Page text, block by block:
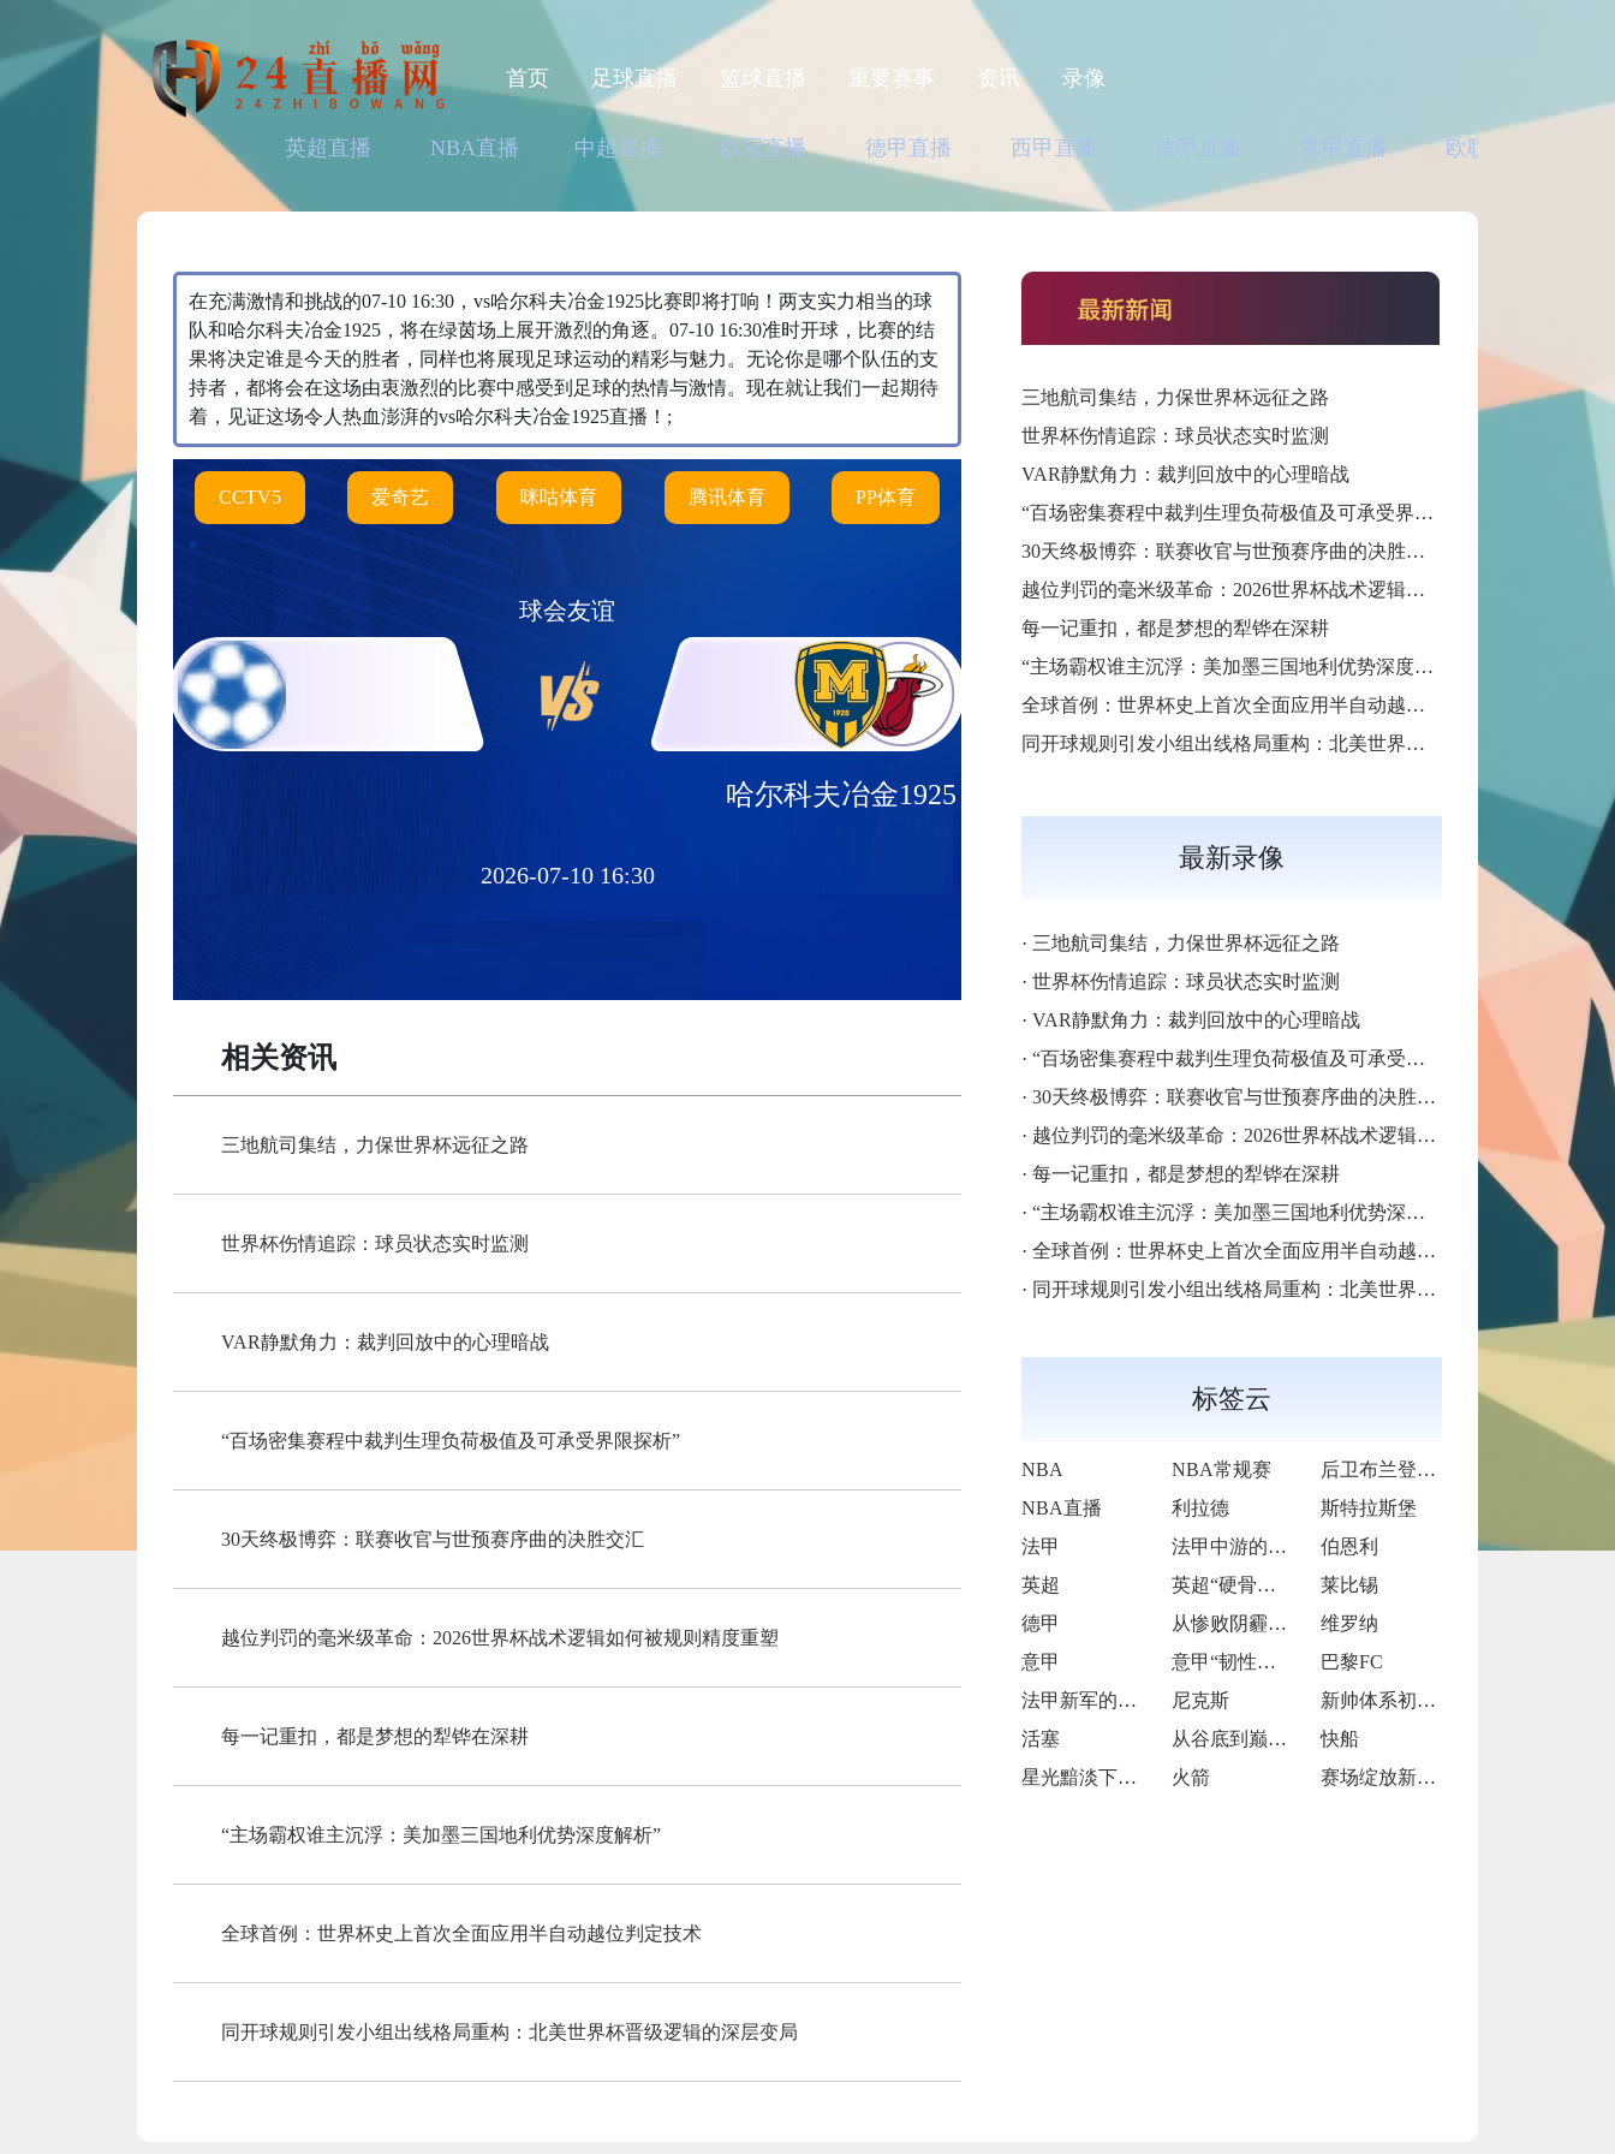
首页 足球直播 篮球直播 重要赛事 资讯 录像
英超直播 NBA直播 中超直播 欧冠直播 德甲直播 西甲直播 意甲直播 欧联直播
在充满激情和挑战的07-10 16:30，vs哈尔科夫冶金1925比赛即将打响！两支实力相当的球
队和哈尔科夫冶金1925，将在绿茵场上展开激烈的角逐。07-10 16:30准时开球，比赛的结
果将决定谁是今天的胜者，同样也将展现足球运动的精彩与魅力。无论你是哪个队伍的支
持者，都将会在这场由衷激烈的比赛中感受到足球的热情与激情。现在就让我们一起期待
着，见证这场令人热血澎湃的vs哈尔科夫冶金1925直播！;
CCTV5 爱奇艺 咪咕体育 腾讯体育 PP体育
球会友谊
哈尔科夫冶金1925
2026-07-10 16:30
相关资讯
三地航司集结，力保世界杯远征之路
世界杯伤情追踪：球员状态实时监测
VAR静默角力：裁判回放中的心理暗战
“百场密集赛程中裁判生理负荷极值及可承受界限探析”
30天终极博弈：联赛收官与世预赛序曲的决胜交汇
越位判罚的毫米级革命：2026世界杯战术逻辑如何被规则精度重塑
每一记重扣，都是梦想的犁铧在深耕
“主场霸权谁主沉浮：美加墨三国地利优势深度解析”
全球首例：世界杯史上首次全面应用半自动越位判定技术
同开球规则引发小组出线格局重构：北美世界杯晋级逻辑的深层变局
三地航司集结，力保世界杯远征之路
世界杯伤情追踪：球员状态实时监测
VAR静默角力：裁判回放中的心理暗战
“百场密集赛程中裁判生理负荷极值及可承受界限探析”
30天终极博弈：联赛收官与世预赛序曲的决胜交汇
越位判罚的毫米级革命：2026世界杯战术逻辑如何被规则精度重塑
每一记重扣，都是梦想的犁铧在深耕
“主场霸权谁主沉浮：美加墨三国地利优势深度解析”
全球首例：世界杯史上首次全面应用半自动越位判定技术
同开球规则引发小组出线格局重构：北美世界杯晋级逻辑的深层变局
最新录像
· 三地航司集结，力保世界杯远征之路
· 世界杯伤情追踪：球员状态实时监测
· VAR静默角力：裁判回放中的心理暗战
· “百场密集赛程中裁判生理负荷极值及可承受界限探析”
· 30天终极博弈：联赛收官与世预赛序曲的决胜交汇
· 越位判罚的毫米级革命：2026世界杯战术逻辑如何被规则精度重塑
· 每一记重扣，都是梦想的犁铧在深耕
· “主场霸权谁主沉浮：美加墨三国地利优势深度解析”
· 全球首例：世界杯史上首次全面应用半自动越位判定技术
· 同开球规则引发小组出线格局重构：北美世界杯晋级逻辑的深层变局
标签云
NBA NBA常规赛
后卫布兰登-威廉姆斯
NBA直播
利拉德
斯特拉斯堡
法甲
法甲中游的“韧性交响曲”
伯恩利
英超
英超“硬骨头”的挣扎与突围
莱比锡
德甲
从惨败阴霾中走出的德甲“逆袭者”
维罗纳
意甲
意甲“韧性之师”的逆袭征途
巴黎FC
法甲新军的逆袭与坚守
尼克斯
新帅体系初显端倪
活塞
从谷底到巅峰的逆袭狂飙
快船
星光黯淡下的挣扎与求索
火箭 赛场绽放新光芒